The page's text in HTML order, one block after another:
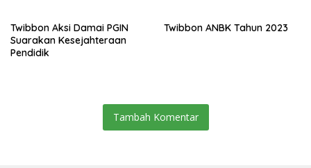
Twibbon Aksi Damai PGIN
Suarakan Kesejahteraan
Pendidik
Twibbon ANBK Tahun 2023
Tambah Komentar